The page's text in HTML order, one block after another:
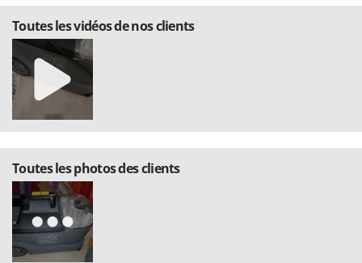
Tornado
Tre Spade
Trev - Abrek - TecnoVIR
Trotec
Troy-Bilt
U
Udor
Unger
V
Verdemax
Toutes les vidéos de nos clients
Toutes les photos des clients